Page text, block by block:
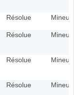
Résolue Mineur
Résolue Mineur
Résolue Mineur
Résolue Mineur